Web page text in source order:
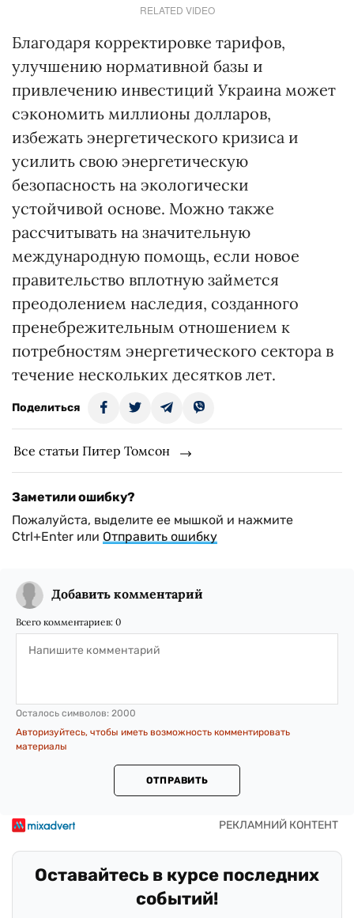
RELATED VIDEO
Благодаря корректировке тарифов,
улучшению нормативной базы и
привлечению инвестиций Украина может
сэкономить миллионы долларов,
избежать энергетического кризиса и
усилить свою энергетическую
безопасность на экологически
устойчивой основе. Можно также
рассчитывать на значительную
международную помощь, если новое
правительство вплотную займется
преодолением наследия, созданного
пренебрежительным отношением к
потребностям энергетического сектора в
течение нескольких десятков лет.
Поделиться
Все статьи Питер Томсон
Заметили ошибку?
Пожалуйста, выделите ее мышкой и нажмите
Ctrl+Enter или Отправить ошибку
Добавить комментарий
Всего комментариев: 0
Осталось символов: 2000
Авторизуйтесь, чтобы иметь возможность комментировать
материалы
ОТПРАВИТЬ
Оставайтесь в курсе последних
событий!